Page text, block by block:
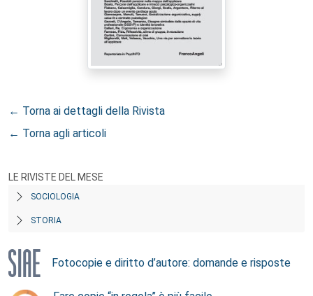
← Torna ai dettagli della Rivista
← Torna agli articoli
LE RIVISTE DEL MESE
SOCIOLOGIA
STORIA
Fotocopie e diritto d’autore: domande e risposte